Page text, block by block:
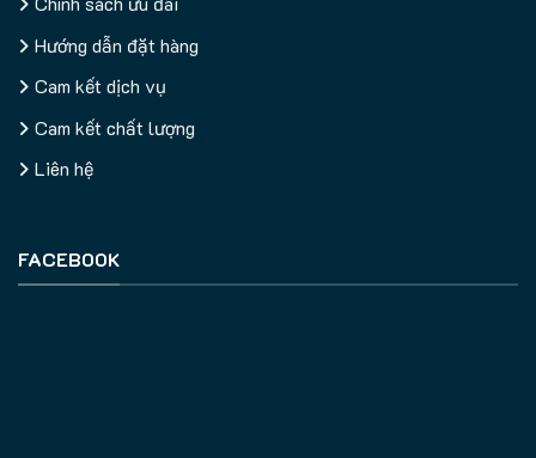
Hướng dẫn đặt hàng
Cam kết dịch vụ
Cam kết chất lượng
Liên hệ
FACEBOOK